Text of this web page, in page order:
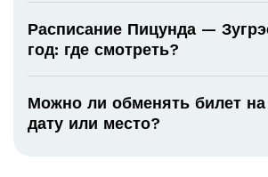
Расписание Пицунда —
год: где смотреть?
Можно ли обменять билет
дату или место?